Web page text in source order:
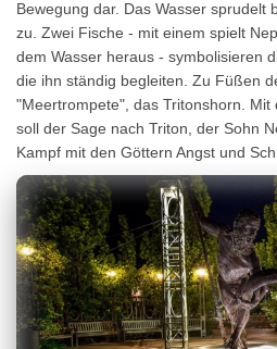
Bewegung dar. Das Wasser sprudelt
zu. Zwei Fische - mit einem spielt
dem Wasser heraus - symbolisieren
die ihn ständig begleiten. Zu Füßen
"Meertrompete", das Tritonshorn.
soll der Sage nach Triton, der Sohn
Kampf mit den Göttern Angst und